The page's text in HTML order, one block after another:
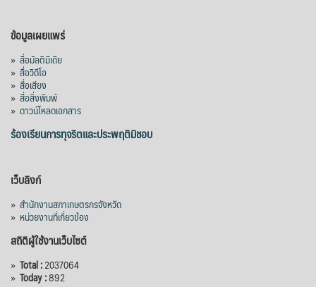
ข้อมูลเผยแพร่
» สื่อมัลติมีเดีย
» สื่อวิดีโอ
» สื่อเสียง
» สื่อสิ่งพิมพ์
» ดาวน์โหลดเอกสาร
ร้องเรียนการทุจริตและประพฤติมิชอบ
เว็บลิงก์
» สำนักงานสภาเกษตรกรจังหวัด
» หน่วยงานที่เกี่ยวข้อง
สถิติผู้ใช้งานเว็บไซต์
» Total :2037064
» Today :892